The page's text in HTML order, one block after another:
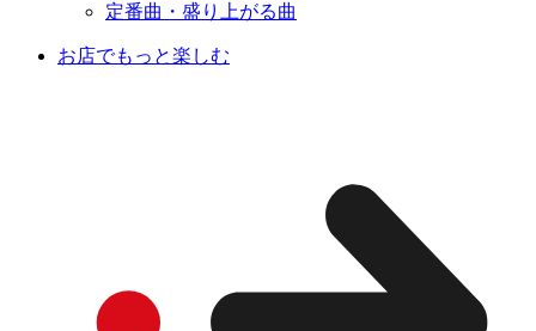
定番曲・盛り上がる曲
お店でもっと楽しむ